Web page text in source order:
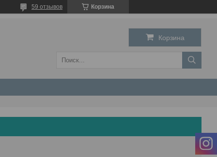
Корзина
59 отзывов
Корзина